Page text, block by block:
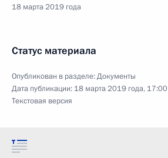
18 марта 2019 года
Статус материала
Опубликован в разделе:Документы
Дата публикации: 18 марта 2019 года, 17:00
Текстовая версия